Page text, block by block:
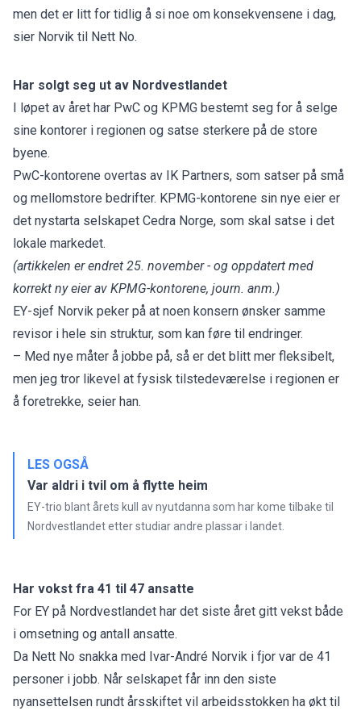
men det er litt for tidlig å si noe om konsekvensene i dag,
sier Norvik til Nett No.
Har solgt seg ut av Nordvestlandet
I løpet av året har PwC og KPMG bestemt seg for å selge
sine kontorer i regionen og satse sterkere på de store
byene.
PwC-kontorene overtas av IK Partners, som satser på små
og mellomstore bedrifter. KPMG-kontorene sin nye eier er
det nystarta selskapet Cedra Norge, som skal satse i det
lokale markedet.
(artikkelen er endret 25. november - og oppdatert med
korrekt ny eier av KPMG-kontorene, journ. anm.)
EY-sjef Norvik peker på at noen konsern ønsker samme
revisor i hele sin struktur, som kan føre til endringer.
– Med nye måter å jobbe på, så er det blitt mer fleksibelt,
men jeg tror likevel at fysisk tilstedeværelse i regionen er
å foretrekke, seier han.
LES OGSÅ
Var aldri i tvil om å flytte heim
EY-trio blant årets kull av nyutdanna som har kome tilbake til
Nordvestlandet etter studiar andre plassar i landet.
Har vokst fra 41 til 47 ansatte
For EY på Nordvestlandet har det siste året gitt vekst både
i omsetning og antall ansatte.
Da Nett No snakka med Ivar-André Norvik i fjor var de 41
personer i jobb. Når selskapet får inn den siste
nyansettelsen rundt årsskiftet vil arbeidsstokken ha økt til